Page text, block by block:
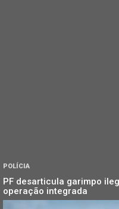
POLÍCIA
PF desarticula garimpo
operação integrada